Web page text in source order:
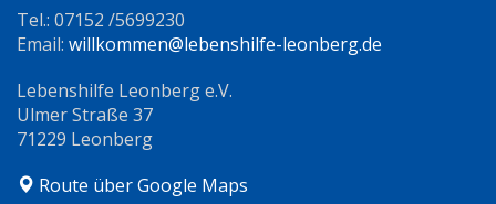
Tel.: 07152 /5699230
Email: willkommen@lebenshilfe-leonberg.de
Lebenshilfe Leonberg e.V.
Ulmer Straße 37
71229 Leonberg
Route über Google Maps